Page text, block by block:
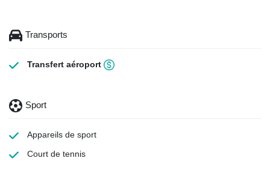
Transports
Transfert aéroport
Sport
Appareils de sport
Court de tennis